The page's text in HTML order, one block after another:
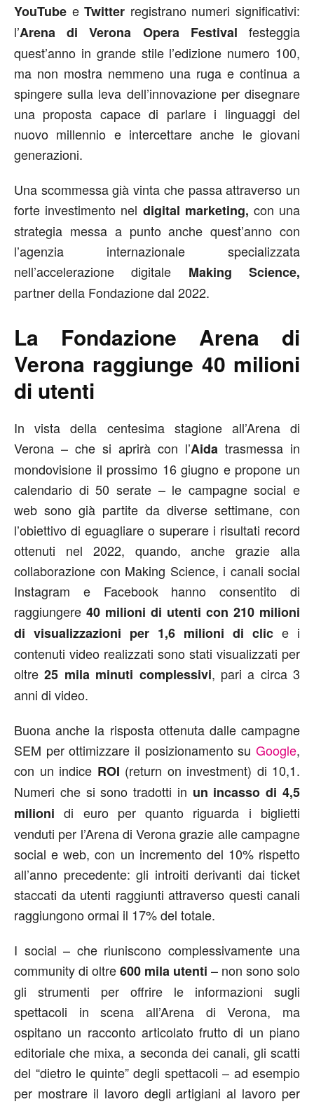
YouTube eTwitter registrano numeri significativi:
l’Arena di Verona Opera Festival festeggia
quest’anno in grande stile l’edizione numero 100,
ma non mostra nemmeno una ruga e continua a
spingere sulla leva dell’innovazione per disegnare
una proposta capace di parlare i linguaggi del
nuovo millennio e intercettare anche le giovani
generazioni.
Una scommessa già vinta che passa attraverso un
forte investimento nel digital marketing, con una
strategia messa a punto anche quest’anno con
l’agenzia internazionale specializzata
nell’accelerazione digitale Making Science,
partner della Fondazione dal 2022.
La Fondazione Arena di
Verona raggiunge 40 milioni
di utenti
In vista della centesima stagione all’Arena di
Verona – che si aprirà con l’Aida trasmessa in
mondovisione il prossimo 16 giugno e propone un
calendario di 50 serate – le campagne social e
web sono già partite da diverse settimane, con
l’obiettivo di eguagliare o superare i risultati record
ottenuti nel 2022, quando, anche grazie alla
collaborazione con Making Science, i canali social
Instagram e Facebook hanno consentito di
raggiungere 40 milioni di utenti con 210 milioni
di visualizzazioni per 1,6 milioni di clic e i
contenuti video realizzati sono stati visualizzati per
oltre25 mila minuti complessivi, pari a circa 3
anni di video.
Buona anche la risposta ottenuta dalle campagne
SEM per ottimizzare il posizionamento su Google,
con un indice ROI (return on investment) di 10,1.
Numeri che si sono tradotti in un incasso di 4,5
milioni di euro per quanto riguarda i biglietti
venduti per l’Arena di Verona grazie alle campagne
social e web, con un incremento del 10% rispetto
all’anno precedente: gli introiti derivanti dai ticket
staccati da utenti raggiunti attraverso questi canali
raggiungono ormai il 17% del totale.
I social – che riuniscono complessivamente una
community di oltre600 mila utenti – non sono solo
gli strumenti per offrire le informazioni sugli
spettacoli in scena all’Arena di Verona, ma
ospitano un racconto articolato frutto di un piano
editoriale che mixa, a seconda dei canali, gli scatti
del “dietro le quinte” degli spettacoli – ad esempio
per mostrare il lavoro degli artigiani al lavoro per